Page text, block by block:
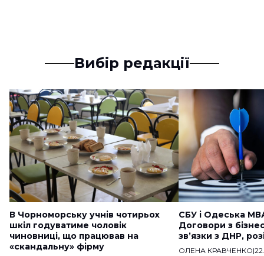
Вибір редакції
В Чорноморську учнів чотирьох
шкіл годуватиме чоловік
чиновниці, що працював на
«скандальну» фірму
СБУ і Одеська
Договори з
звʼязки з ДНР,
ОЛЕНА КРАВЧЕНКО|